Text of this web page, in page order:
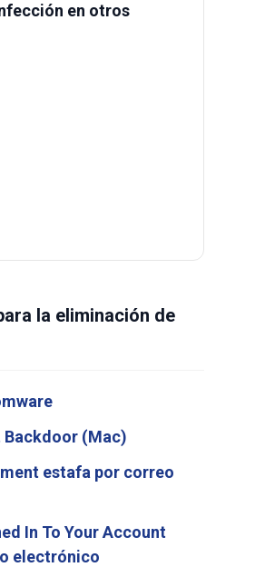
en otros
la eliminación de
Backdoor (Mac)
estafa por correo
In To Your Account
electrónico